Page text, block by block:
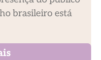
brasileiro está